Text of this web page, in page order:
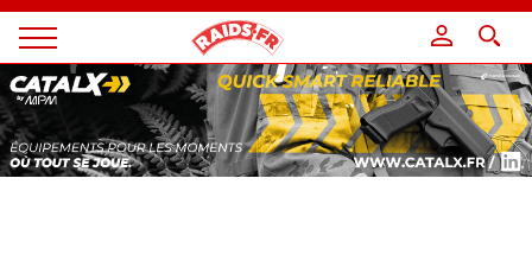
Magazine
Raids
Panneau de gestion des cookies